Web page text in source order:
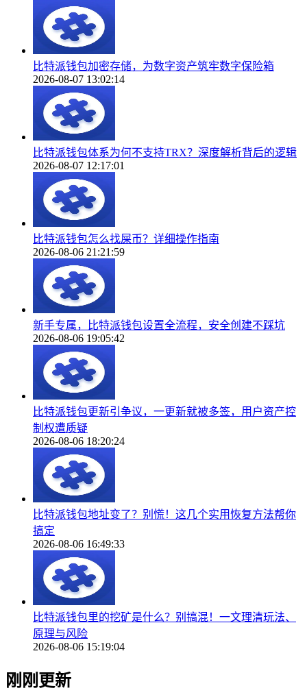
比特派钱包加密存储，为数字资产筑牢数字保险箱
2026-08-07 13:02:14
比特派钱包体系为何不支持TRX？深度解析背后的逻辑
2026-08-07 12:17:01
比特派钱包怎么找屎币？详细操作指南
2026-08-06 21:21:59
新手专属，比特派钱包设置全流程，安全创建不踩坑
2026-08-06 19:05:42
比特派钱包更新引争议，一更新就被多签，用户资产控
制权遭质疑
2026-08-06 18:20:24
比特派钱包地址变了？别慌！这几个实用恢复方法帮你
搞定
2026-08-06 16:49:33
比特派钱包里的挖矿是什么？别搞混！一文理清玩法、
原理与风险
2026-08-06 15:19:04
刚刚更新